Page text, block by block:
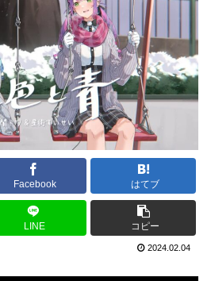
Facebook はてブ
LINE コピー
2024.02.04